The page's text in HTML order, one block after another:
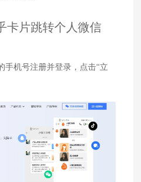
卡片跳转个人微信
手机号注册并登录，点击“立